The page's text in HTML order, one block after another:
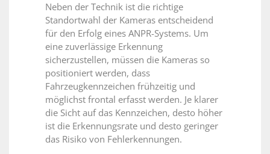
Neben der Technik ist die richtige
Standortwahl der Kameras entscheidend
für den Erfolg eines ANPR-Systems. Um
eine zuverlässige Erkennung
sicherzustellen, müssen die Kameras so
positioniert werden, dass
Fahrzeugkennzeichen frühzeitig und
möglichst frontal erfasst werden. Je klarer
die Sicht auf das Kennzeichen, desto höher
ist die Erkennungsrate und desto geringer
das Risiko von Fehlerkennungen.